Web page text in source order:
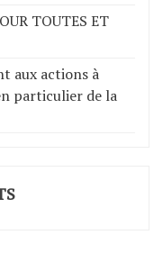
TOUTES ET
aux actions à
particulier de la